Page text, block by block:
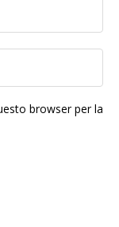
browser per la